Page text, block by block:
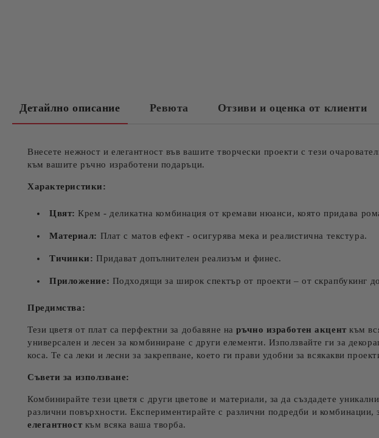
Детайлно описание Ревюта Отзиви и оценка от клиенти
Внесете нежност и елегантност във вашите творчески проекти с тези
към вашите ръчно изработени подаръци.
Характеристики:
Цвят: Крем - деликатна комбинация от кремави нюанси, която придава
Материал: Плат с матов ефект - осигурява мека и реалистична текстура.
Тичинки: Придават допълнителен реализъм и финес.
Приложение: Подходящи за широк спектър от проекти – от скрапбукинг
Предимства:
Тези цветя от плат са перфектни за добавяне наръчно изработен акцент към
универсален и лесен за комбиниране с други елементи. Използвайте ги за
коса. Те са леки и лесни за закрепване, което ги прави удобни за всякакви
Съвети за използване:
Комбинирайте тези цветя с други цветове и материали, за да създадете
различни повърхности. Експериментирайте с различни подредби и комбинации,
елегантност към всяка ваша творба.